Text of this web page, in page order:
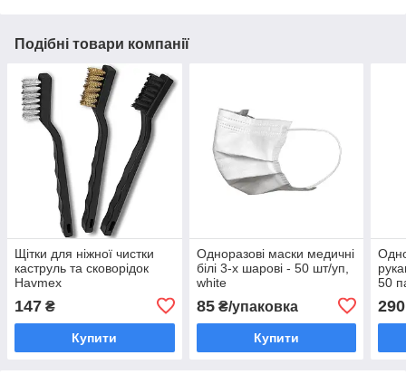
Подібні товари компанії
Щітки для ніжної чистки
каструль та сковорідок
Havmex
147 ₴
Купити
Одноразові маски медичні
білі 3-х шарові - 50 шт/уп,
white
85₴/упаковка
Купити
50
290